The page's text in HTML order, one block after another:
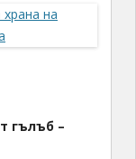
гълъб –